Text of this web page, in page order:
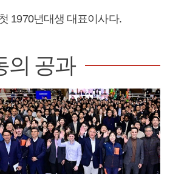
1970년대생 대표이사다.
의 공과